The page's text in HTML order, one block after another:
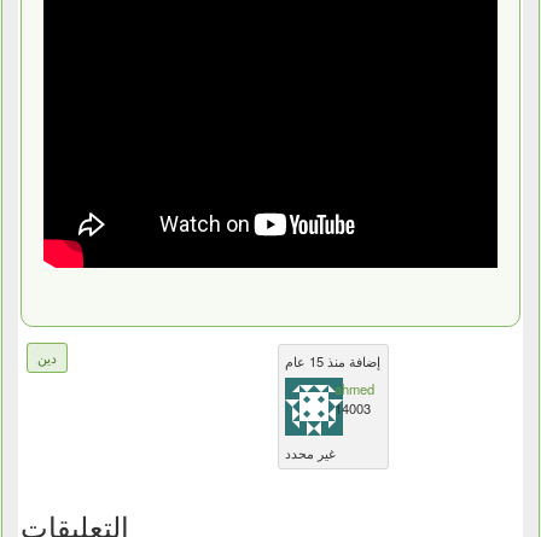
دين
إضافة منذ 15 عام
ahmed
14003
غير محدد
التعليقات